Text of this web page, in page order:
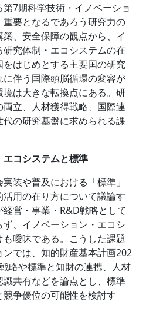
7期科学技術・イノベーショ
要となるであろう研究力の
、安全保障の観点から、イ
究体制・エコシステムの在
をはじめとする主要国の研究
伴う国際頭脳循環の変容が
は大きな転換点にある。研
立、人材獲得戦略、国際連
の研究基盤に求められる課
エコシステムと標準
装や普及における「標準」
用の在り方について議論す
営・事業・R&D戦略として
、イノベーション・エコシ
曖昧である。こうした課題
では、知的財産基本計画202
略や標準と知財の連携、人材
共有などを論点とし、標準
争優位の可能性を検討す